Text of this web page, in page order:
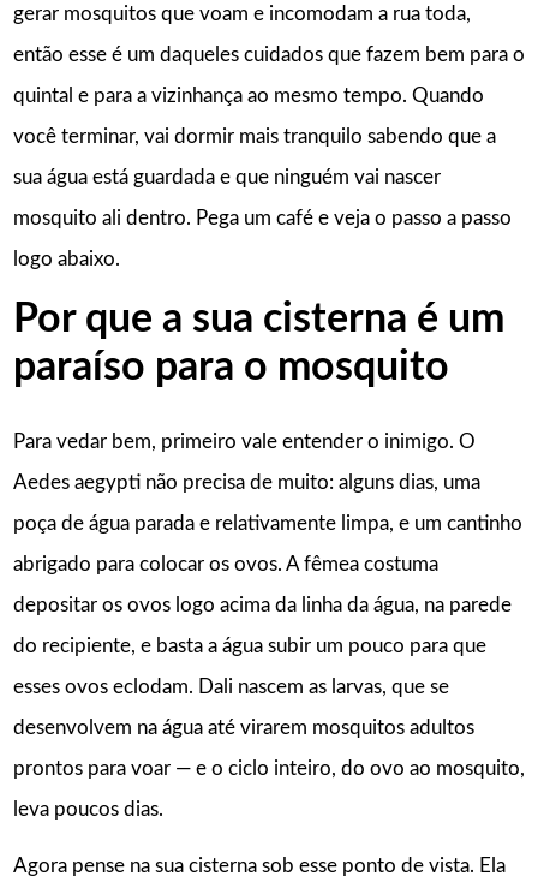
gerar mosquitos que voam e incomodam a rua toda,
então esse é um daqueles cuidados que fazem bem para o
quintal e para a vizinhança ao mesmo tempo. Quando
você terminar, vai dormir mais tranquilo sabendo que a
sua água está guardada e que ninguém vai nascer
mosquito ali dentro. Pega um café e veja o passo a passo
logo abaixo.
Por que a sua cisterna é um
paraíso para o mosquito
Para vedar bem, primeiro vale entender o inimigo. O
Aedes aegypti não precisa de muito: alguns dias, uma
poça de água parada e relativamente limpa, e um cantinho
abrigado para colocar os ovos. A fêmea costuma
depositar os ovos logo acima da linha da água, na parede
do recipiente, e basta a água subir um pouco para que
esses ovos eclodam. Dali nascem as larvas, que se
desenvolvem na água até virarem mosquitos adultos
prontos para voar — e o ciclo inteiro, do ovo ao mosquito,
leva poucos dias.
Agora pense na sua cisterna sob esse ponto de vista. Ela